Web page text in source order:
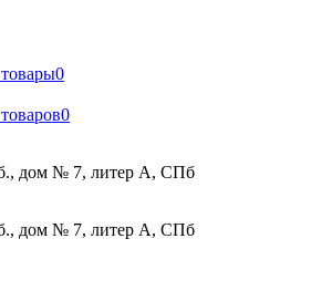
0
0
дом № 7, литер А, СПб
дом № 7, литер А, СПб